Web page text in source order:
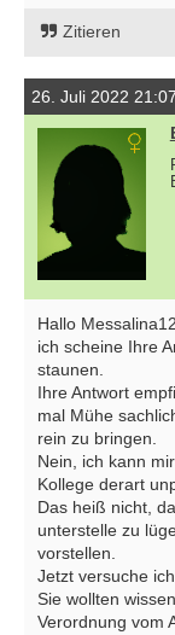
Zitieren
26. Juli 2022 21:07
Hallo
ich scheine Ihre
staunen.
Ihre Antwort
mal Mühe
rein zu bringen.
Nein, ich kann
Kollege derart
Das heiß nicht,
unterstelle zu
vorstellen.
Jetzt versuche
Sie wollten
Verordnung vom